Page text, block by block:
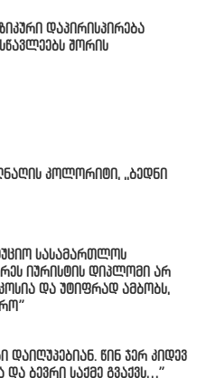
დაპირისპირება
შორის
კოლორიტი, ,,ბედნი
სასამართლოს
იურისტის დიპლომი არ
და უტიფრად ამბობს,
დაიღუპებიან. წინ ჯერ კიდევ
ბევრი საქმე გვაქვს…”